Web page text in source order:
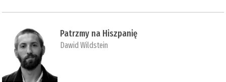
Patrzmy na Hiszpanię
Dawid Wildstein